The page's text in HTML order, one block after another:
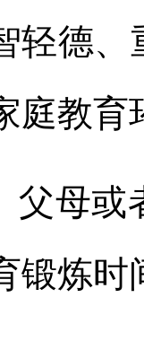
轻德、
庭教育
父母或
锻炼时